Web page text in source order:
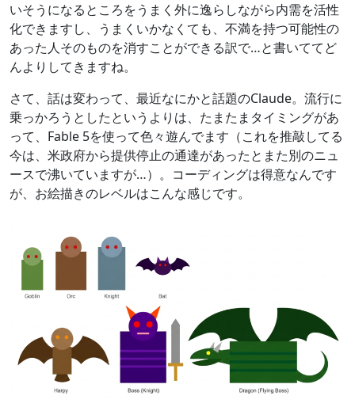
いそうになるところをうまく外に逸らしながら内需を活性
化できますし、うまくいかなくても、不満を持つ可能性の
あった人そのものを消すことができる訳で…と書いててど
んよりしてきますね。
さて、話は変わって、最近なにかと話題のClaude。流行に
乗っかろうとしたというよりは、たまたまタイミングがあ
って、Fable 5を使って色々遊んでます（これを推敲してる
今は、米政府から提供停止の通達があったとまた別のニュ
ースで沸いていますが…）。コーディングは得意なんです
が、お絵描きのレベルはこんな感じです。